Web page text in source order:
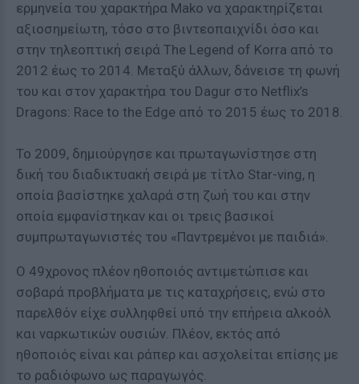
ερμηνεία του χαρακτήρα Mako να χαρακτηρίζεται
αξιοσημείωτη, τόσο στο βιντεοπαιχνίδι όσο και
στην τηλεοπτική σειρά The Legend of Korra από το
2012 έως το 2014. Μεταξύ άλλων, δάνεισε τη φωνή
του και στον χαρακτήρα του Dagur στο Netflix’s
Dragons: Race to the Edge από το 2015 έως το 2018.
Το 2009, δημιούργησε και πρωταγωνίστησε στη
δική του διαδικτυακή σειρά με τίτλο Star-ving, η
οποία βασίστηκε χαλαρά στη ζωή του και στην
οποία εμφανίστηκαν και οι τρεις βασικοί
συμπρωταγωνιστές του «Παντρεμένοι με παιδιά».
Ο 49χρονος πλέον ηθοποιός αντιμετώπισε και
σοβαρά προβλήματα με τις καταχρήσεις, ενώ στο
παρελθόν είχε συλληφθεί υπό την επήρεια αλκοόλ
και ναρκωτικών ουσιών. Πλέον, εκτός από
ηθοποιός είναι και ράπερ και ασχολείται επίσης με
το ραδιόφωνο ως παραγωγός.